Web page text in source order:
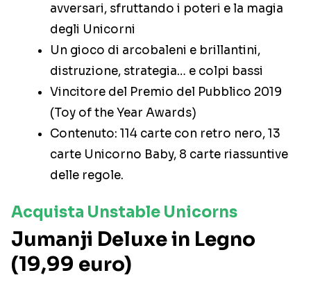
avversari, sfruttando i poteri e la magia
degli Unicorni
Un gioco di arcobaleni e brillantini,
distruzione, strategia… e colpi bassi
Vincitore del Premio del Pubblico 2019
(Toy of the Year Awards)
Contenuto: 114 carte con retro nero, 13
carte Unicorno Baby, 8 carte riassuntive
delle regole.
Acquista Unstable Unicorns
Jumanji Deluxe in Legno
(19,99 euro)